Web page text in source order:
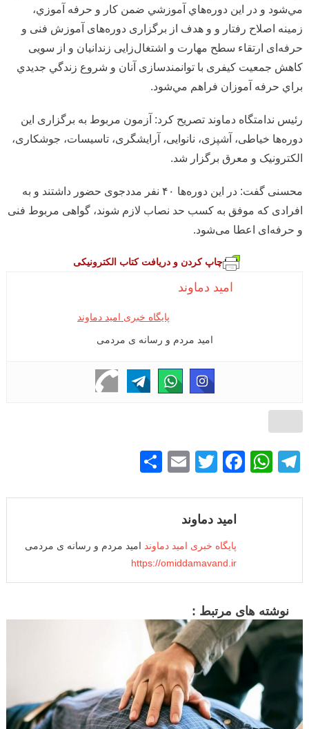
مي‌شود و در اين دوره‌هاي آموزشي ضمن كار و حرفه آموزي،
زمينه اصلاح رفتار و و هدف از برگزاری دوره‌های آموزش فنی و
حرفه‌ای ارتقاء سطح مهارت و اشتغال‌زایی زندانیان و از سویی
کاهش جمعیت کیفری با توانمندسازی آنان و شروع زندگي جديدي
براي حرفه آموزان فراهم مي‌شود.
رئیس ندامتگاه دماوند تصریح کرد: آزمون مربوط به برگزاری این
دوره‌ها خیاطی، آشپزی، نانوایی، آرایشگری، تاسیسات، جوشکاری،
الکترونیک و معرق برگزار شد.
محسنی گفت: در این دوره‌ها ۴۰ نفر مددجوی حضور داشتند و به
افرادی که موفق به کسب حد نصاب لازم شوند، گواهی مربوط فنی
و حرفه‌ای اعطا می‌شود.
چاپ کردن و دریافت کتاب الکترونیکی
امید دماوند
پایگاه خبری امید دماوند
امید مردم و رسانه ی مردمی
T
e
W
at
A
F
c
e
b
o
k
T
tt
er
E
ail
ar
امید دماوند
پایگاه خبری امید دماوند امید مردم و رسانه ی مردمی
https://omiddamavand.ir
نوشته های مرتبط :